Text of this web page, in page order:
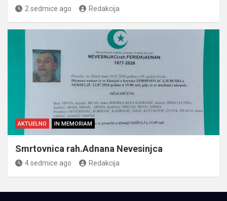
2 sedmice ago Redakcija
AKTUELNO IN MEMORIAM
Smrtovnica rah.Adnana Nevesinjca
4 sedmice ago Redakcija